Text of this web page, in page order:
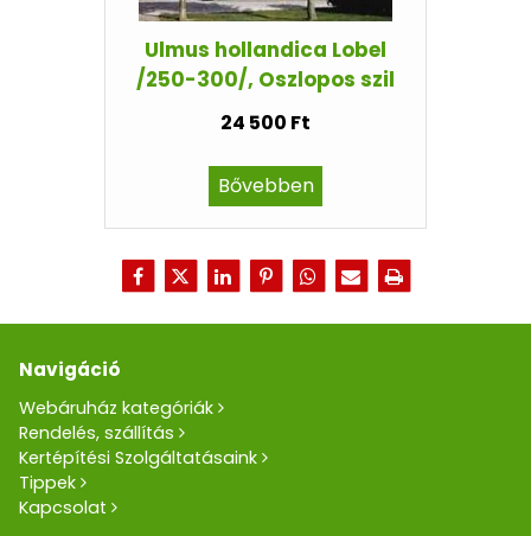
Ulmus hollandica Lobel
/250-300/, Oszlopos szil
24 500 Ft
Bővebben
Navigáció
Webáruház kategóriák
Rendelés, szállítás
Kertépítési Szolgáltatásaink
Tippek
Kapcsolat